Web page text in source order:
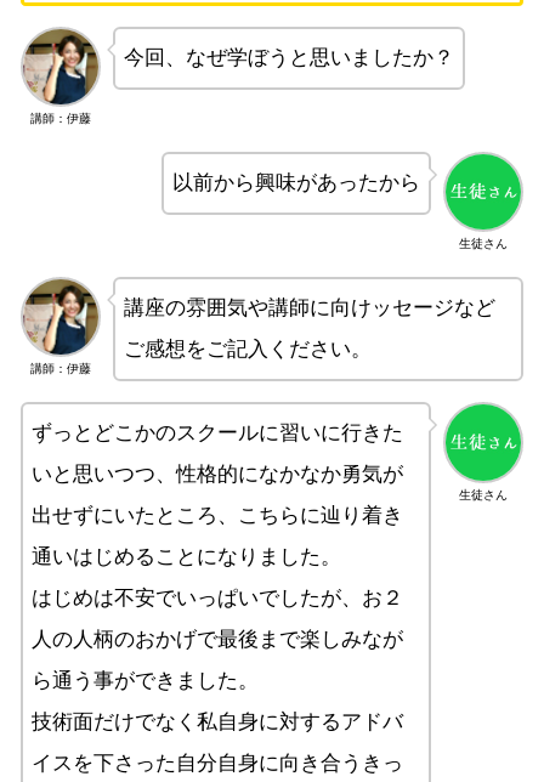
講師：伊藤
今回、なぜ学ぼうと思いましたか？
生徒さん
以前から興味があったから
講師：伊藤
講座の雰囲気や講師に向けッセージなど
ご感想をご記入ください。
生徒さん
ずっとどこかのスクールに習いに行きた
いと思いつつ、性格的になかなか勇気が
出せずにいたところ、こちらに辿り着き
通いはじめることになりました。
はじめは不安でいっぱいでしたが、お２
人の人柄のおかげで最後まで楽しみなが
ら通う事ができました。
技術面だけでなく私自身に対するアドバ
イスを下さった自分自身に向き合うきっ